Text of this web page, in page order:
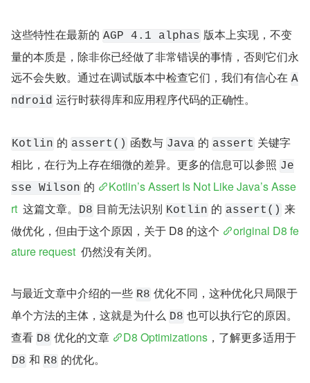
这些特性在最新的 AGP 4.1 alphas 版本上实现，不变
量的本质是，除非你已经做了非常错误的事情，否则它们永
远不会失败。通过在调试版本中检查它们，我们有信心在 A
ndroid 运行时获得库和应用程序代码的正确性。
Kotlin 的 assert() 函数与 Java 的 assert 关键字
相比，在行为上存在细微的差异。更多的信息可以参照 Je
sse Wilson 的
Kotlin’s Assert Is Not Like Java’s Asse
rt 这篇文章。 D8 目前无法识别 Kotlin 的 assert() 来
做优化，但由于这个原因，关于 D8 的这个
original D8 fe
ature request
  仍然没有关闭。
与最近文章中介绍的一些 R8 优化不同，这种优化只局限于
单个方法的主体，这就是为什么 D8 也可以执行它的原因。
查看 D8 优化的文章 D8 Optimizations
D8 和 R8 的优化。